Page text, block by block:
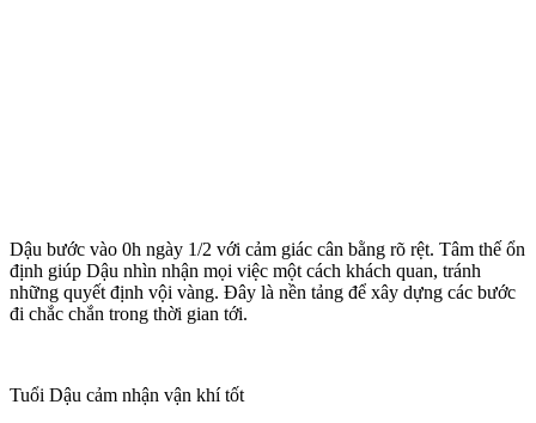
Dậu bước vào 0h ngày 1/2 với cảm giác cân bằng rõ rệt. Tâm thế ổn
định giúp Dậu nhìn nhận mọi việc một cách khách quan, tránh
những quyết định vội vàng. Đây là nền tảng để xây dựng các bước
đi chắc chắn trong thời gian tới.
Tuổi Dậu cảm nhận vận khí tốt